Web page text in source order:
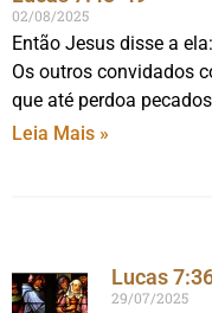
02/08/2025
Então Jesus disse a
Os outros convidados
que até perdoa
Leia Mais »
Lucas
29/07/2025